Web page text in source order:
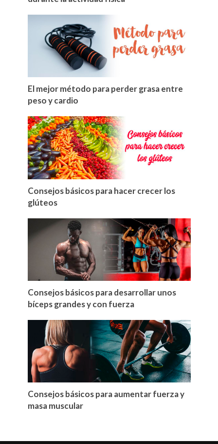
El mejor método para perder grasa entre
peso y cardio
Consejos básicos para hacer crecer los
glúteos
Consejos básicos para desarrollar unos
bíceps grandes y con fuerza
Consejos básicos para aumentar fuerza y
masa muscular